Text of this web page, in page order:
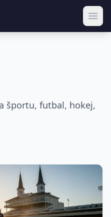
športu, futbal, hokej,